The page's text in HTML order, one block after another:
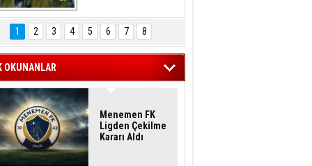
Hasan Eser'in
Objektifinden
1 2 3 4 5 6 7 8
OKUNANLAR
Menemen FK
Ligden Çekilme
Kararı Aldı